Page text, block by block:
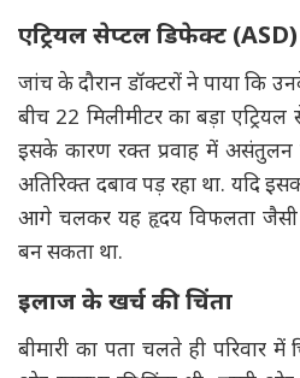
एट्रियल सेप्टल डिफेक्ट
जांच के दौरान डॉक्टरों ने पाया कि
बीच 22 मिलीमीटर का बड़ा
इसके कारण रक्त प्रवाह में असंतुलन
अतिरिक्त दबाव पड़ रहा था. यदि
आगे चलकर यह हृदय विफलता
बन सकता था.
इलाज के खर्च की चिंता
बीमारी का पता चलते ही परिवार